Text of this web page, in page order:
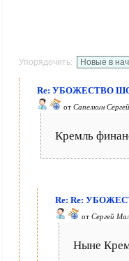
Упорядочить:
Re: УБОЖЕСТВО
от Сапелкин
Кремль
Re: Re:
от Сергей
Ныне